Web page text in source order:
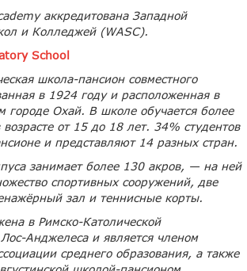
аккредитована Западной
и Колледжей (WASC).
School
школа-пансион совместного
в 1924 году и расположенная в
городе Охай. В школе обучается более
возрасте от 15 до 18 лет. 34% студентов
и представляют 14 разных стран.
занимает более 130 акров, — на ней
спортивных сооружений, две
зал и теннисные корты.
в Римско-Католической
Анджелеса и является членом
среднего образования, а также